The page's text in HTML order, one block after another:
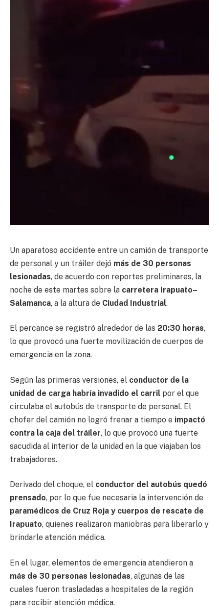
Un aparatoso accidente entre un camión de transporte
de personal y un tráiler dejó más de 30 personas
lesionadas, de acuerdo con reportes preliminares, la
noche de este martes sobre la carretera Irapuato–
Salamanca, a la altura de Ciudad Industrial.
El percance se registró alrededor de las 20:30 horas,
lo que provocó una fuerte movilización de cuerpos de
emergencia en la zona.
Según las primeras versiones, el conductor de la
unidad de carga habría invadido el carril por el que
circulaba el autobús de transporte de personal. El
chofer del camión no logró frenar a tiempo e impactó
contra la caja del tráiler, lo que provocó una fuerte
sacudida al interior de la unidad en la que viajaban los
trabajadores.
Derivado del choque, el conductor del autobús quedó
prensado, por lo que fue necesaria la intervención de
paramédicos de Cruz Roja y cuerpos de rescate de
Irapuato, quienes realizaron maniobras para liberarlo y
brindarle atención médica.
En el lugar, elementos de emergencia atendieron a
más de 30 personas lesionadas, algunas de las
cuales fueron trasladadas a hospitales de la región
para recibir atención médica.